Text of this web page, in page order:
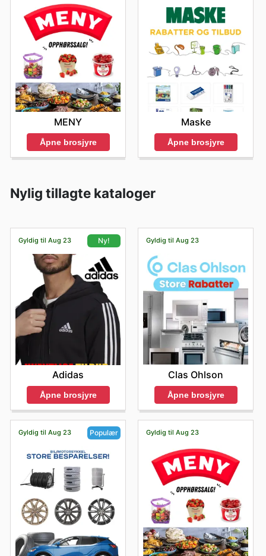
MENY
Åpne brosjyre
Maske
Åpne brosjyre
Nylig tillagte kataloger
Gyldig til Aug 23 Ny!
Adidas
Åpne brosjyre
Gyldig til Aug 23
Clas Ohlson
Åpne brosjyre
Gyldig til Aug 23 Populær Gyldig til Aug 23